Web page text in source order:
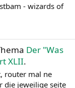
- wizards of
Der "Was
XLII.
router mal ne
die jeweilige seite